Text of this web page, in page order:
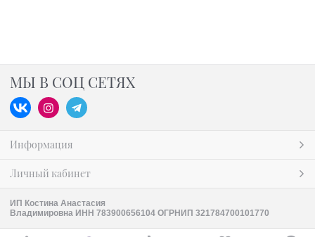
МЫ В СОЦ СЕТЯХ
Информация
Личный кабинет
ИП Костина Анастасия
Владимировна ИНН 783900656104 ОГРНИП 321784700101770